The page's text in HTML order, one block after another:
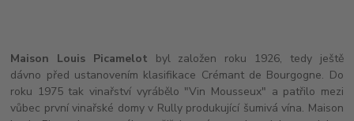
Maison Louis Picamelot byl založen roku 1926, tedy ještě
dávno před ustanovením klasifikace Crémant de Bourgogne. Do
roku 1975 tak vinařství vyrábělo "Vin Mousseux" a patřilo mezi
vůbec první vinařské domy v Rully produkující šumivá vína. Maison